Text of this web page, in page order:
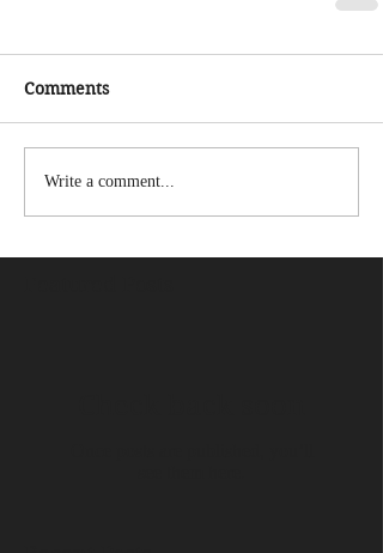
Comments
Write a comment...